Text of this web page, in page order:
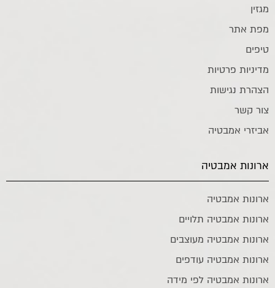
מגזין
מפת אתר
טיפים
מדיניות פרטיות
הצהרת נגישות
צור קשר
אביזרי אמבטיה
ארונות אמבטיה
ארונות אמבטיה
ארונות אמבטיה תלויים
ארונות אמבטיה מעוצבים
ארונות אמבטיה עודפים
ארונות אמבטיה לפי מידה